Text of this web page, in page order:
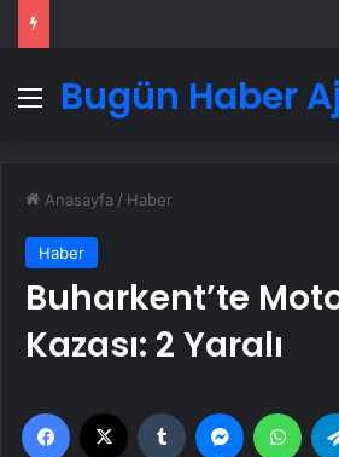
Menü
Bugün Haber
Anasayfa / Haber
Haber
Buharkent’te
Kazası: 2 Yaralı
Facebook Tumblr Messenger